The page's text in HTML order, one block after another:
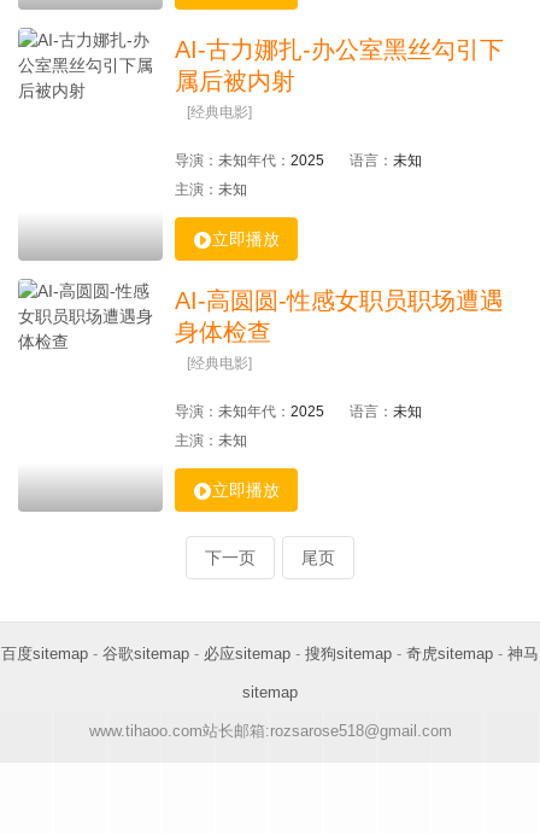
AI-古力娜扎-办公室黑丝勾引下
属后被内射
[经典电影]
导演： 未知年代： 2025 语言： 未知
主演： 未知
立即播放
AI-高圆圆-性感女职员职场遭遇
身体检查
[经典电影]
导演： 未知年代： 2025 语言： 未知
主演： 未知
立即播放
下一页 尾页
百度sitemap - 谷歌sitemap - 必应sitemap - 搜狗sitemap - 奇虎sitemap - 神马
sitemap
www.tihaoo.com站长邮箱:rozsarose518@gmail.com